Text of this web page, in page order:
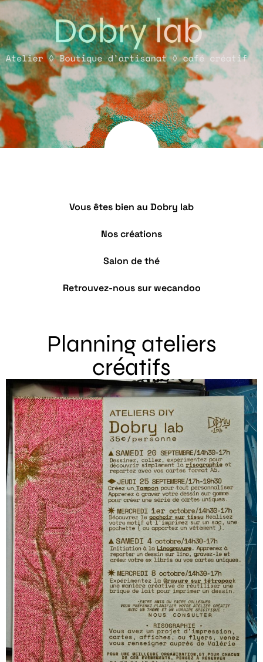
Vous êtes bien au Dobry lab
Nos créations
Salon de thé
Retrouvez-nous sur wecandoo
Planning ateliers
créatifs